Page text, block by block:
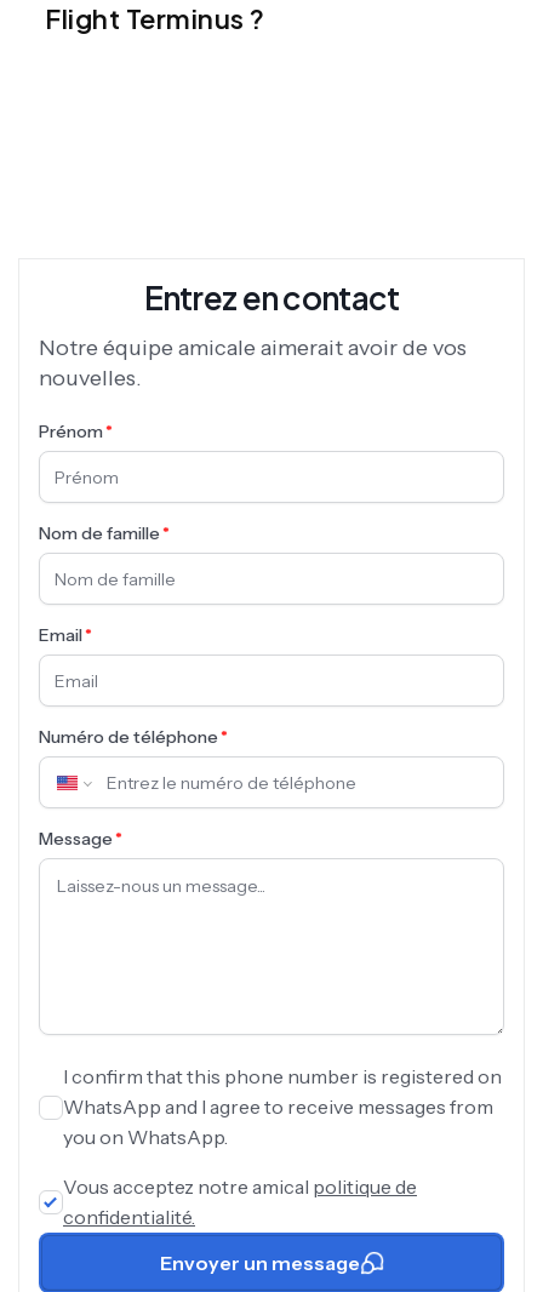
Flight Terminus ?
Entrez en contact
Notre équipe amicale aimerait avoir de vos
nouvelles.
Prénom
Nom de famille
Email
Numéro de téléphone
Message
I confirm that this phone number is registered on
WhatsApp and I agree to receive messages from
you on WhatsApp.
Vous acceptez notre amical politique de
confidentialité.
Envoyer un message